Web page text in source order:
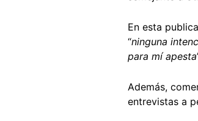
En esta
“ninguna
para mí apesta
Además,
entrevistas a